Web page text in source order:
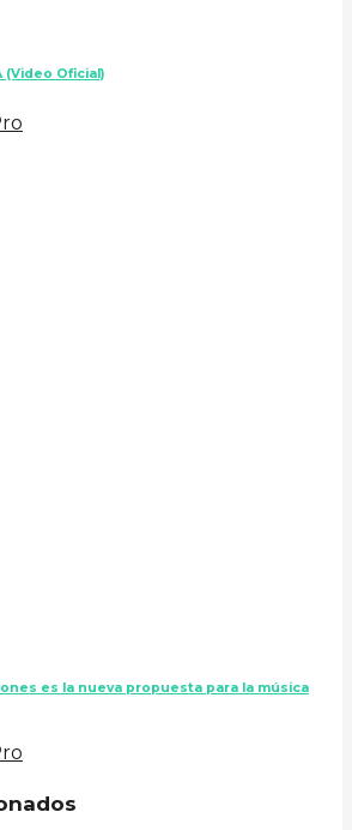
(Video Oficial)
es la nueva propuesta para la música